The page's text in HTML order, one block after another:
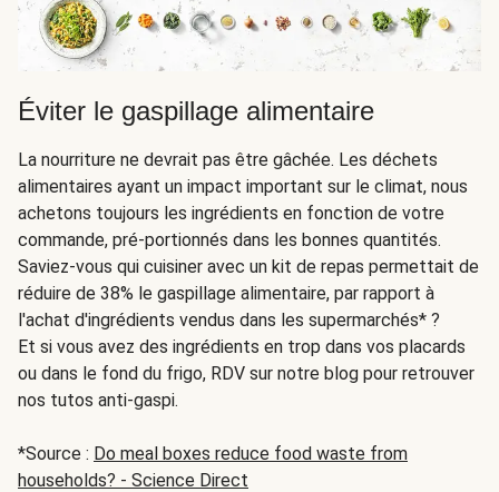
Éviter le gaspillage alimentaire
La nourriture ne devrait pas être gâchée. Les déchets
alimentaires ayant un impact important sur le climat, nous
achetons toujours les ingrédients en fonction de votre
commande, pré-portionnés dans les bonnes quantités.
Saviez-vous qui cuisiner avec un kit de repas permettait de
réduire de 38% le gaspillage alimentaire, par rapport à
l'achat d'ingrédients vendus dans les supermarchés* ?
Et si vous avez des ingrédients en trop dans vos placards
ou dans le fond du frigo, RDV sur notre blog pour retrouver
nos tutos anti-gaspi.
*Source : Do meal boxes reduce food waste from
households? - Science Direct